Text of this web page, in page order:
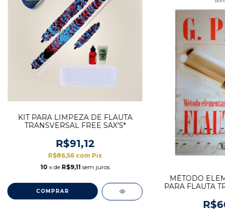
KIT PARA LIMPEZA DE FLAUTA
TRANSVERSAL FREE SAX'S*
R$91,12
R$86,56 com Pix
10 x de R$9,11 sem juros
MÉTODO
PARA FLAUTA